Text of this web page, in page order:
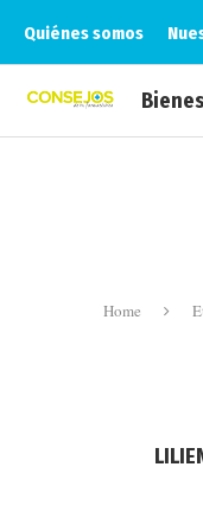
Quiénes somos
Home